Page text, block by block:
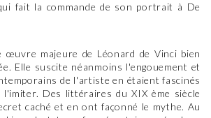
fait la commande de son portrait à De
œuvre majeure de Léonard de Vinci bien
Elle suscite néanmoins l'engouement et
de l'artiste en étaient fascinés
Des littéraires du XIX ème siècle
caché et en ont façonné le mythe. Au